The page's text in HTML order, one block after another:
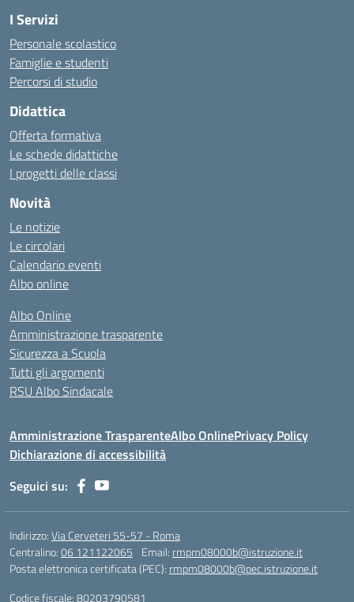
I Servizi
Personale scolastico
Famiglie e studenti
Percorsi di studio
Didattica
Offerta formativa
Le schede didattiche
I progetti delle classi
Novità
Le notizie
Le circolari
Calendario eventi
Albo online
Albo Online
Amministrazione trasparente
Sicurezza a Scuola
Tutti gli argomenti
RSU Albo Sindacale
Amministrazione TrasparenteAlbo OnlinePrivacy Policy
Dichiarazione di accessibilità
Seguici su:
Indirizzo:Via Cerveteri 55-57 - Roma
Centralino:06 121122065 Email: rmpm08000b@istruzione.it
Posta elettronica certificata (PEC): rmpm08000b@pec.istruzione.it
Codice fiscale: 80203790581